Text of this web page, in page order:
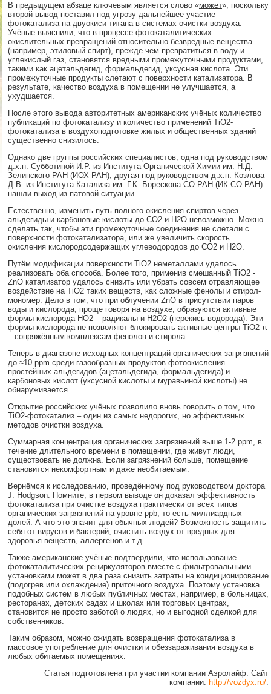
В предыдущем абзаце ключевым является слово «может», поскольку
второй вывод поставил под угрозу дальнейшее участие
фотокатализа на двуокиси титана в системах очистки воздуха.
Учёные выяснили, что в процессе фотокаталитических
окислительных превращений относительно безвредные вещества
(например, этиловый спирт), прежде чем превратиться в воду и
углекислый газ, становятся вредными промежуточными продуктами,
такими как ацетальдегид, формальдегид, уксусная кислота. Эти
промежуточные продукты слетают с поверхности катализатора. В
результате, качество воздуха в помещении не улучшается, а
ухудшается.
После этого вывода авторитетных американских учёных количество
публикаций по фотокатализу и количество применений TiO2-
фотокатализа в воздухоподготовке жилых и общественных зданий
существенно снизилось.
Однако две группы российских специалистов, одна под руководством
д.х.н. Субботиной И.Р. из Института Органической Химии им. Н.Д.
Зелинского РАН (ИОХ РАН), другая под руководством д.х.н. Козлова
Д.В. из Института Катализа им. Г.К. Борескова СО РАН (ИК СО РАН)
нашли выход из патовой ситуации.
Естественно, изменить путь полного окисления спиртов через
альдегиды и карбоновые кислоты до CO2 и Н2О невозможно. Можно
сделать так, чтобы эти промежуточные соединения не слетали с
поверхности фотокатализатора, или же увеличить скорость
окисления кислородсодержащих углеводородов до CO2 и H2O.
Путём модификации поверхности TiO2 неметаллами удалось
реализовать оба способа. Более того, применив смешанный TiO2 -
ZnO катализатор удалось снизить или убрать совсем отравляющее
воздействие на TiO2 таких веществ, как сложные фенолы и стирол-
мономер. Дело в том, что при облучении ZnO в присутствии паров
воды и кислорода, проще говоря на воздухе, образуются активные
формы кислорода НО2 – радикалы и Н2О2 (перекись водорода). Эти
формы кислорода не позволяют блокировать активные центры TiO2 π
– сопряжённым комплексам фенолов и стирола.
Теперь в диапазоне исходных концентраций органических загрязнений
до ≈10 ppm среди газообразных продуктов фотоокисления
простейших альдегидов (ацетальдегида, формальдегида) и
карбоновых кислот (уксусной кислоты и муравьиной кислоты) не
обнаруживается.
Открытие российских учёных позволило вновь говорить о том, что
TiO2-фотокатализ – один из самых недорогих, но эффективных
методов очистки воздуха.
Суммарная концентрация органических загрязнений выше 1-2 ppm, в
течение длительного времени в помещении, где живут люди,
существовать не должна. Если загрязнений больше, помещение
становится некомфортным и даже необитаемым.
Вернёмся к исследованию, проведённому под руководством доктора
J. Hodgson. Помните, в первом выводе он доказал эффективность
фотокатализа при очистке воздуха практически от всех типов
органических загрязнений на уровне ppb, то есть миллиардных
долей. А что это значит для обычных людей? Возможность защитить
себя от вирусов и бактерий, очистить воздух от вредных для
здоровья веществ, аллергенов и т.д.
Также американские учёные подтвердили, что использование
фотокаталитических рециркуляторов вместе с фильтровальными
установками может в два раза снизить затраты на кондиционирование
(подогрев или охлаждение) приточного воздуха. Поэтому установка
подобных систем в любых публичных местах, например, в больницах,
ресторанах, детских садах и школах или торговых центрах,
становится не просто заботой о людях, но и выгодной сделкой для
собственников.
Таким образом, можно ожидать возвращения фотокатализа в
массовое употребление для очистки и обеззараживания воздуха в
любых обитаемых помещениях.
Статья подготовлена при участии компании Аэролайф. Сайт
компании: http://vozdyx.ru/.